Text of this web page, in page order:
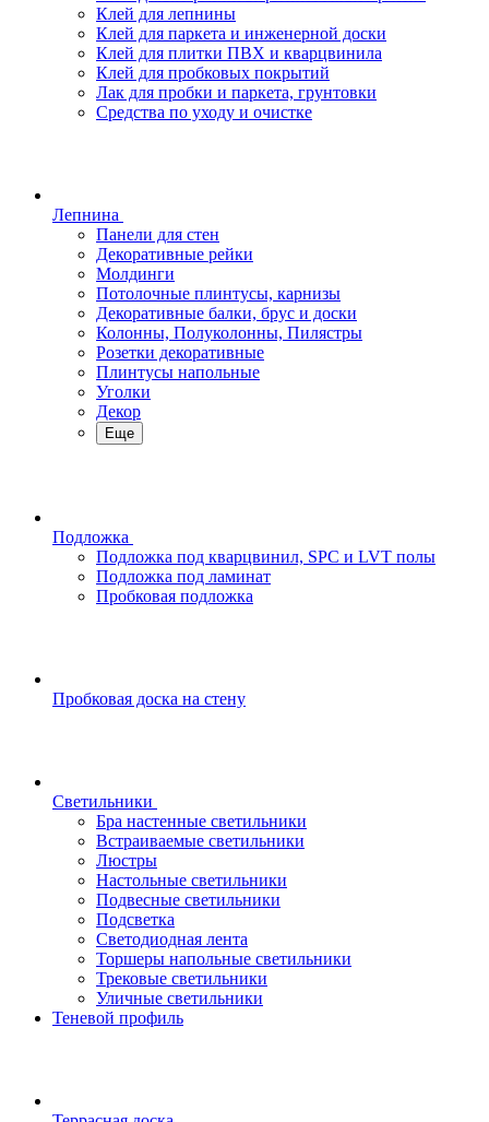
Клей для лепнины
Клей для паркета и инженерной доски
Клей для плитки ПВХ и кварцвинила
Клей для пробковых покрытий
Лак для пробки и паркета, грунтовки
Средства по уходу и очистке
Лепнина
Панели для стен
Декоративные рейки
Молдинги
Потолочные плинтусы, карнизы
Декоративные балки, брус и доски
Колонны, Полуколонны, Пилястры
Розетки декоративные
Плинтусы напольные
Уголки
Декор
Еще
Подложка
Подложка под кварцвинил, SPC и LVT полы
Подложка под ламинат
Пробковая подложка
Пробковая доска на стену
Светильники
Бра настенные светильники
Встраиваемые светильники
Люстры
Настольные светильники
Подвесные светильники
Подсветка
Светодиодная лента
Торшеры напольные светильники
Трековые светильники
Уличные светильники
Теневой профиль